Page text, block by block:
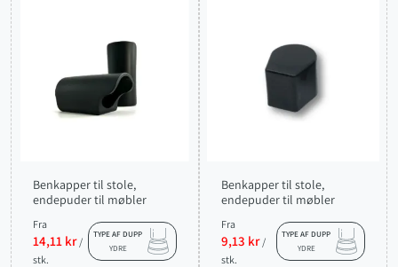
Benkapper til stole,
endepuder til møbler
Fra
14,11 kr /
stk.
TYPE AF DUPP
YDRE
Benkapper til stole,
endepuder til møbler
Fra
9,13 kr /
stk.
TYPE AF DUPP
YDRE